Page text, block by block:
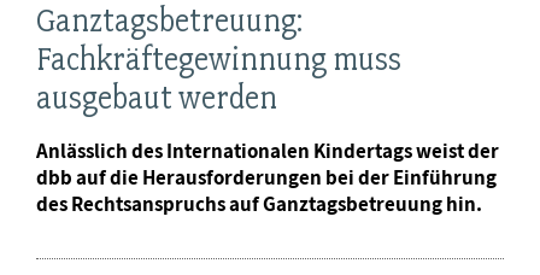
Ganztagsbetreuung:
Fachkräftegewinnung muss
ausgebaut werden
Anlässlich des Internationalen Kindertags weist der
dbb auf die Herausforderungen bei der Einführung
des Rechtsanspruchs auf Ganztagsbetreuung hin.